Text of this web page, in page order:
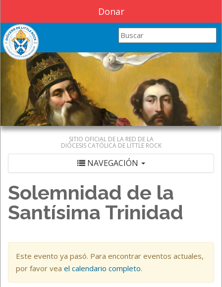
Donar
Search this site
SITIO OFICIAL DE LA RED DE LA
DIÓCESIS CATÓLICA DE LITTLE ROCK
NAVEGACIÓN
Solemnidad de la
Santísima Trinidad
Este evento ya pasó. Para encontrar eventos actuales,
por favor vea el calendario completo.